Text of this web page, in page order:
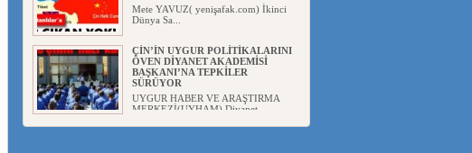
Mete YAVUZ( yenişafak.com) İkinci
Dünya Sa...
ÇİN’İN UYGUR POLİTİKALARINI
ÖVEN DİYANET AKADEMİSİ
BAŞKANI’NA TEPKİLER
SÜRÜYOR
UYGUR HABER VE ARAŞTIRMA
MERKEZİ(UYHAM) Diyanet
MHP’DEN URUMÇİ KATLİAMI